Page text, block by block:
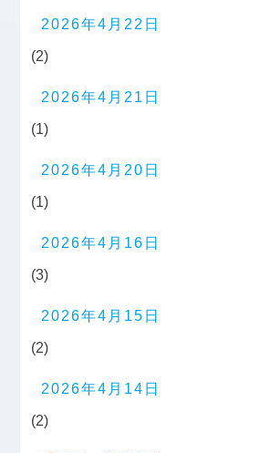
2026年4月22日
(2)
2026年4月21日
(1)
2026年4月20日
(1)
2026年4月16日
(3)
2026年4月15日
(2)
2026年4月14日
(2)